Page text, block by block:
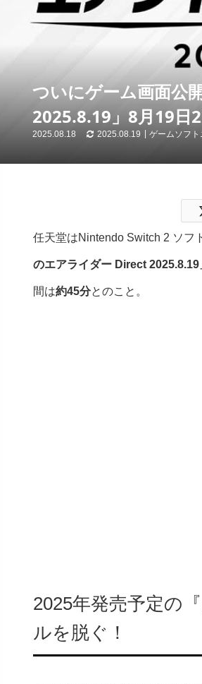
ついにゲーム画面公
2025.8.19」8月19日
2025.08.18 2025.08.19 ゲームソフト
任天堂はNintendo Switch 2 ソフ
のエアライダー Direct 2025.8.19
間は約45分とのこと。
2025年発売予定の
ルを脱ぐ！